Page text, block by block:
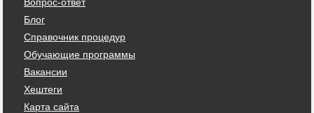
Блог
Справочник процедур
Обучающие программы
Вакансии
Хештеги
Карта сайта